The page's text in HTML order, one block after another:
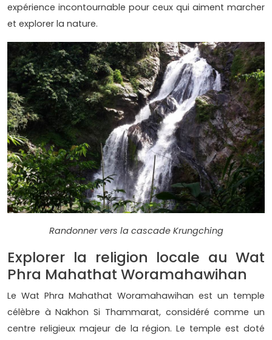
expérience incontournable pour ceux qui aiment marcher
et explorer la nature.
Randonner vers la cascade Krungching
Explorer la religion locale au Wat
Phra Mahathat Woramahawihan
Le Wat Phra Mahathat Woramahawihan est un temple
célèbre à Nakhon Si Thammarat, considéré comme un
centre religieux majeur de la région. Le temple est doté